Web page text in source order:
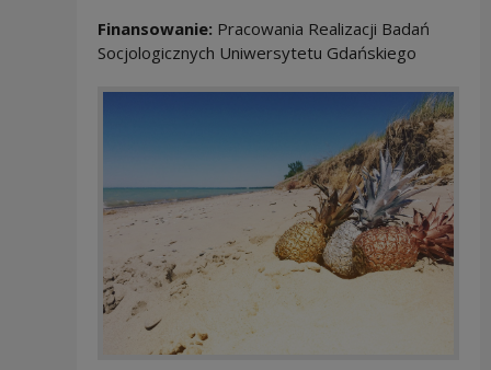
Finansowanie: Pracowania Realizacji Badań
Socjologicznych Uniwersytetu Gdańskiego